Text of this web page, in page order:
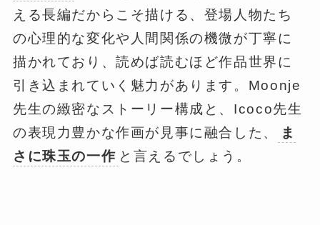
える長編だからこそ描ける、登場人物たち
の心理的な変化や人間関係の機微が丁寧に
描かれており、読めば読むほど作品世界に
引き込まれていく魅力があります。Moonje
先生の緻密なストーリー構成と、Icoco先生
の表現力豊かな作画が見事に融合した、
ま
さに珠玉の一作 と言えるでしょう。